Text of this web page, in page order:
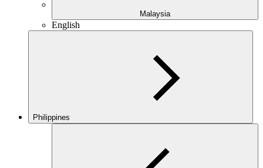
Malaysia
English
Philippines